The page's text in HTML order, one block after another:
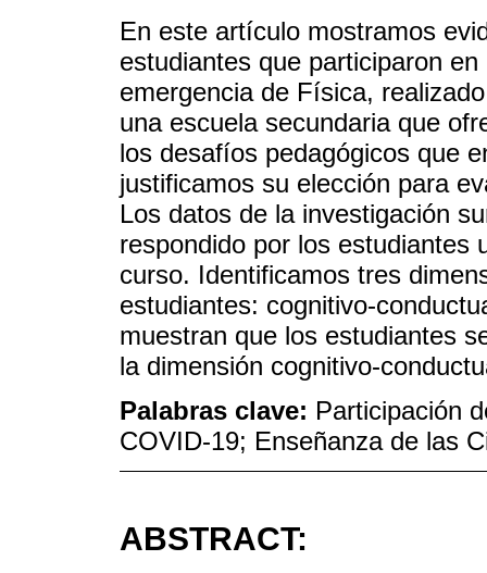
En este artículo mostramos
estudiantes que participaron
emergencia de Física,
una escuela secundaria que
los desafíos pedagógicos que
justificamos su elección para
Los datos de la investigación
respondido por los estudiantes
curso. Identificamos tres
estudiantes: cognitivo-
muestran que los estudiantes
la dimensión cognitivo-
Palabras clave: Participación
COVID-19; Enseñanza de las
ABSTRACT: